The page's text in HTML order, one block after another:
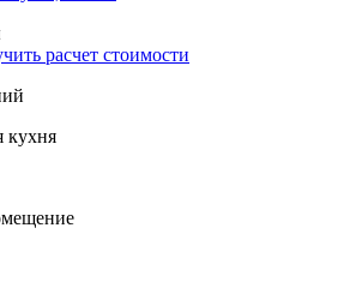
расчет стоимости